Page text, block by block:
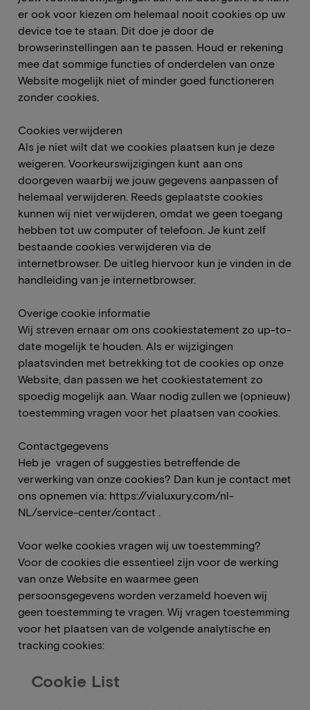
er ook voor kiezen om helemaal nooit cookies op uw
device toe te staan. Dit doe je door de
browserinstellingen aan te passen. Houd er rekening
mee dat sommige functies of onderdelen van onze
Website mogelijk niet of minder goed functioneren
zonder cookies.
Cookies verwijderen
Als je niet wilt dat we cookies plaatsen kun je deze
weigeren. Voorkeurswijzigingen kunt aan ons
doorgeven waarbij we jouw gegevens aanpassen of
helemaal verwijderen. Reeds geplaatste cookies
kunnen wij niet verwijderen, omdat we geen toegang
hebben tot uw computer of telefoon. Je kunt zelf
bestaande cookies verwijderen via de
internetbrowser. De uitleg hiervoor kun je vinden in de
handleiding van je internetbrowser.
Overige cookie informatie
Wij streven ernaar om ons cookiestatement zo up-to-
date mogelijk te houden. Als er wijzigingen
plaatsvinden met betrekking tot de cookies op onze
Website, dan passen we het cookiestatement zo
spoedig mogelijk aan. Waar nodig zullen we (opnieuw)
toestemming vragen voor het plaatsen van cookies.
Contactgegevens
Heb je vragen of suggesties betreffende de
verwerking van onze cookies? Dan kun je contact met
ons opnemen via: https://vialuxury.com/nl-
NL/service-center/contact
Voor welke cookies vragen wij uw toestemming?
Voor de cookies die essentieel zijn voor de werking
van onze Website en waarmee geen
persoonsgegevens worden verzameld hoeven wij
geen toestemming te vragen. Wij vragen toestemming
voor het plaatsen van de volgende analytische en
tracking cookies:
Cookie List